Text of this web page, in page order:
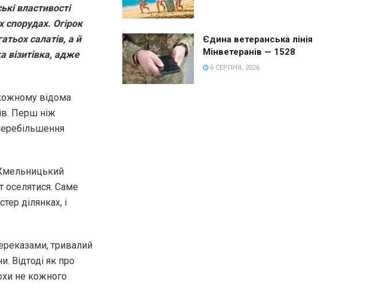
властивості
спорудах. Огірок
салатів, а й
візитівка, адже
відома
Перш ніж
оселятися. Саме
ділянках, і
тривалий
Відтоді як про
не кожного
Єдина ветеранська лінія
Мінветеранів — 1528
6 СЕРПНЯ, 2026